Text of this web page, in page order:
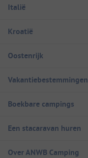
Italië
Kroatië
Oostenrijk
Vakantiebestemmingen
Boekbare campings
Een stacaravan huren
Over ANWB Camping